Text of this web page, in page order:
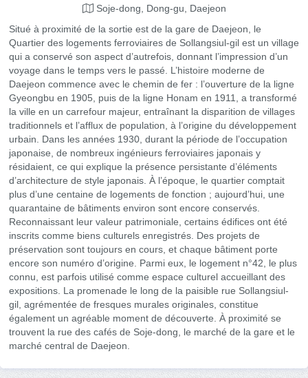
Soje-dong, Dong-gu, Daejeon
Situé à proximité de la sortie est de la gare de Daejeon, le
Quartier des logements ferroviaires de Sollangsiul-gil est un village
qui a conservé son aspect d’autrefois, donnant l’impression d’un
voyage dans le temps vers le passé. L’histoire moderne de
Daejeon commence avec le chemin de fer : l’ouverture de la ligne
Gyeongbu en 1905, puis de la ligne Honam en 1911, a transformé
la ville en un carrefour majeur, entraînant la disparition de villages
traditionnels et l’afflux de population, à l’origine du développement
urbain. Dans les années 1930, durant la période de l’occupation
japonaise, de nombreux ingénieurs ferroviaires japonais y
résidaient, ce qui explique la présence persistante d’éléments
d’architecture de style japonais. À l’époque, le quartier comptait
plus d’une centaine de logements de fonction ; aujourd’hui, une
quarantaine de bâtiments environ sont encore conservés.
Reconnaissant leur valeur patrimoniale, certains édifices ont été
inscrits comme biens culturels enregistrés. Des projets de
préservation sont toujours en cours, et chaque bâtiment porte
encore son numéro d’origine. Parmi eux, le logement n°42, le plus
connu, est parfois utilisé comme espace culturel accueillant des
expositions. La promenade le long de la paisible rue Sollangsiul-
gil, agrémentée de fresques murales originales, constitue
également un agréable moment de découverte. À proximité se
trouvent la rue des cafés de Soje-dong, le marché de la gare et le
marché central de Daejeon.